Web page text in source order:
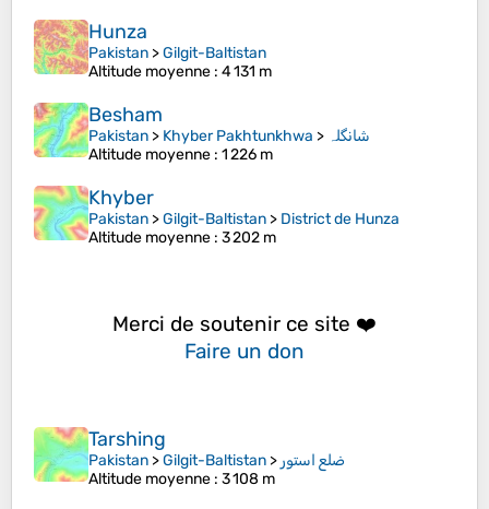
Hunza
Pakistan >Gilgit-Baltistan
Altitude moyenne : 4 131 m
Besham
Pakistan > Khyber Pakhtunkhwa > شانگلہ
Altitude moyenne : 1 226 m
Khyber
Pakistan >Gilgit-Baltistan > District de Hunza
Altitude moyenne : 3 202 m
Merci de soutenir ce site ❤️
Faire un don
Tarshing
Pakistan >Gilgit-Baltistan > ضلع استور
Altitude moyenne : 3 108 m